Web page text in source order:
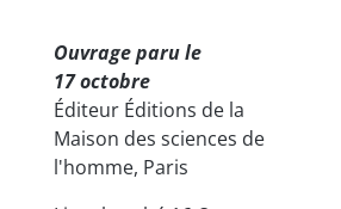
Ouvrage paru le
17 octobre
Éditeur Éditions de la
Maison des sciences de
l'homme, Paris